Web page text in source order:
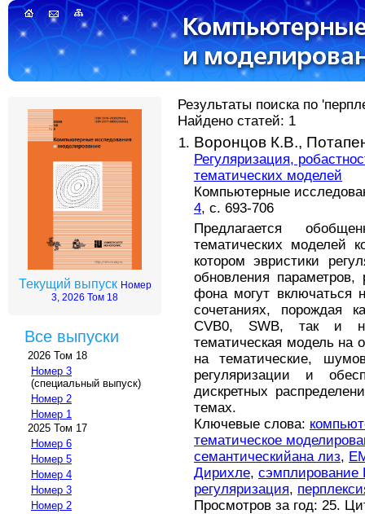
Текущий выпуск Номер
3, 2026 Том 18
Все выпуски
2026 Том 18
Номер 3
(специальный выпуск)
Номер 2
Номер 1
2025 Том 17
Номер 6
Номер 5
Номер 4
Номер 3
Номер 2
Результаты поиска по
Найдено статей: 1
Воронцов К.В.,
Регуляризация,
тематических моделей
Компьютерные
4, с. 693-706
Предлагается
тематических моделей
котором эвристики
обновления
фона могут включаться
сочетаниях, порождая
CVB0, SWB, так и
тематическая модель на
на тематические,
регуляризации и
дискретных
темах.
Ключевые слова:
тематическое
семантическийана лиз,
Дирихле, сэмплирование
регуляризация,
Просмотров за год: 25.